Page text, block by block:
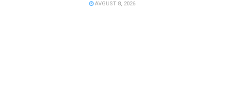
AVGUST 8, 2026